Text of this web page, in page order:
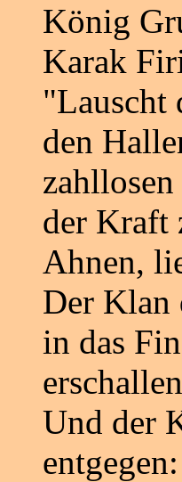
König
Karak
"Lauscht
den
der Kraft
Ahnen,
Der Klan
in das
Und der